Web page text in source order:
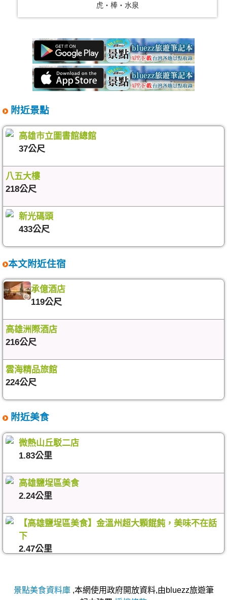
虎‧棒‧水泉
附近景點
高雄市立圖書館總館
37公尺
八五大樓
218公尺
新光碼頭
433公尺
本文附近住宿
承億酒店
119公尺
高雄洲際酒店
216公尺
雲海精品旅館
224公尺
附近美食
微熱山丘駁二店
1.83公里
高雄鹽埕區美食
2.24公里
【高雄鹽埕區美食】金溫州超大顆餛飩，美味不在話
下
2.47公里
景點美食資料庫,本網使用政府開放資料,由bluezz旅遊筆